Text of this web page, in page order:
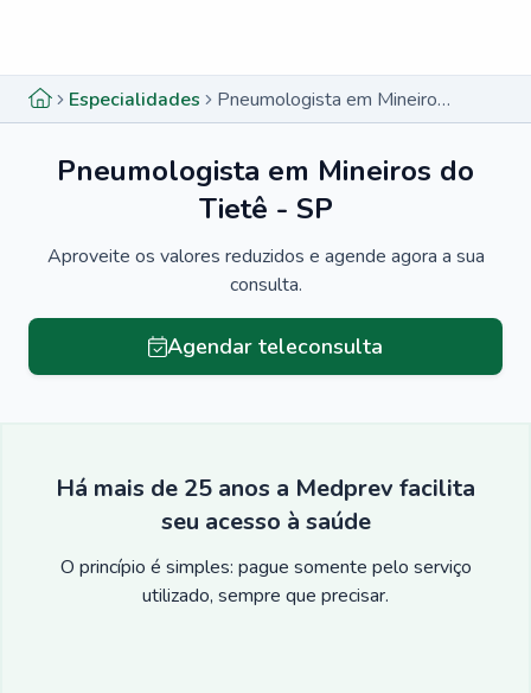
Especialidades Pneumologista em Mineiros do Tietê - SP
Pneumologista em Mineiros do
Tietê - SP
Aproveite os valores reduzidos e agende agora a sua
consulta.
Agendar teleconsulta
Há mais de 25 anos a Medprev facilita
seu acesso à saúde
O princípio é simples: pague somente pelo serviço
utilizado, sempre que precisar.